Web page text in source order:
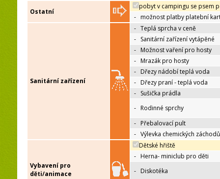
Ostatní
pobyt v campingu se psem
- možnost platby platební
Sanitární zařízení
- Teplá sprcha v ceně
- Sanitární zařízení vytápěné
- Možnost vaření pro hosty
- Mrazák pro hosty
- Dřezy nádobí teplá voda
- Dřezy praní - teplá voda
- Sušička prádla
- Rodinné sprchy
- Přebalovací pult
- Výlevka chemických záchodů
Vybavení pro
děti/animace
Dětské hřiště
- Herna- miniclub pro děti
- Diskotéka